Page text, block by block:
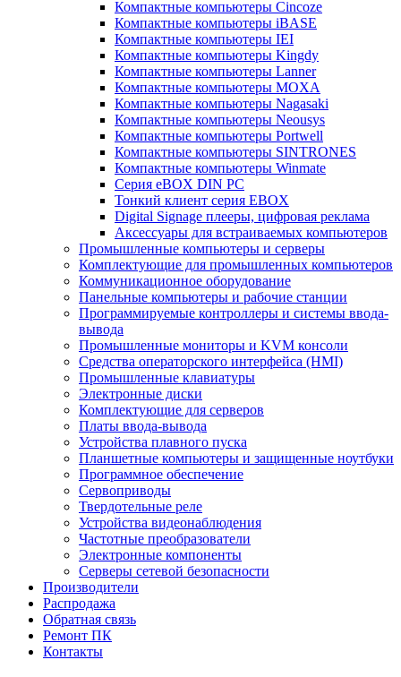
Компактные компьютеры Cincoze
Компактные компьютеры iBASE
Компактные компьютеры IEI
Компактные компьютеры Kingdy
Компактные компьютеры Lanner
Компактные компьютеры MOXA
Компактные компьютеры Nagasaki
Компактные компьютеры Neousys
Компактные компьютеры Portwell
Компактные компьютеры SINTRONES
Компактные компьютеры Winmate
Серия eBOX DIN PC
Тонкий клиент серия EBOX
Digital Signage плееры, цифровая реклама
Аксессуары для встраиваемых компьютеров
Промышленные компьютеры и серверы
Комплектующие для промышленных компьютеров
Коммуникационное оборудование
Панельные компьютеры и рабочие станции
Программируемые контроллеры и системы ввода-
вывода
Промышленные мониторы и KVM консоли
Средства операторского интерфейса (HMI)
Промышленные клавиатуры
Электронные диски
Комплектующие для серверов
Платы ввода-вывода
Устройства плавного пуска
Планшетные компьютеры и защищенные ноутбуки
Программное обеспечение
Сервоприводы
Твердотельные реле
Устройства видеонаблюдения
Частотные преобразователи
Электронные компоненты
Серверы сетевой безопасности
Производители
Распродажа
Обратная связь
Ремонт ПК
Контакты